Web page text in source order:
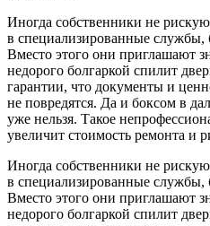
Иногда собственники не
в специализированные службы,
Вместо этого они приглашают
недорого болгаркой спилит
гарантии, что документы и
не повредятся. Да и боксом в
уже нельзя. Такое
увеличит стоимость ремонта и
Иногда собственники не
в специализированные службы,
Вместо этого они приглашают
недорого болгаркой спилит